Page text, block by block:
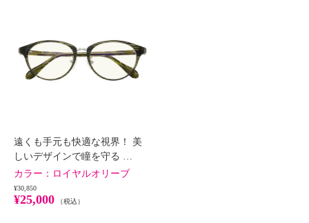
遠くも手元も快適な視界！ 美
しいデザインで瞳を守る …
カラー： ロイヤルオリーブ
¥30,850
¥25,000 （税込）